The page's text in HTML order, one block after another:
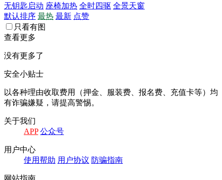
无钥匙启动 座椅加热 全时四驱 全景天窗
默认排序 最热 最新 点赞
只看有图
查看更多
没有更多了
安全小贴士
以各种理由收取费⽤（押⾦、服装费、报名费、充值卡等）均
有诈骗嫌疑，请提⾼警惕。
关于我们
APP 公众号
⽤户中⼼
使⽤帮助 ⽤户协议 防骗指南
⽹站指南